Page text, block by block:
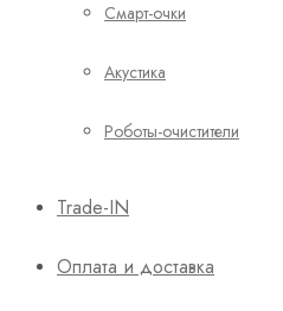
Смарт-очки
Акустика
Роботы-очистители
Trade-IN
Оплата и доставка